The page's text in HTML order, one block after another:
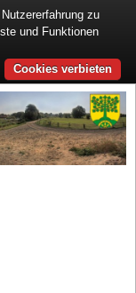
zu
und Funktionen
Cookies verbieten